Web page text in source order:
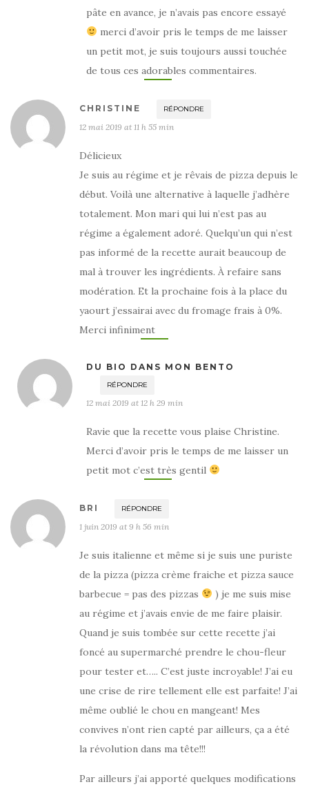
pâte en avance, je n’avais pas encore essayé
merci d’avoir pris le temps de me laisser
un petit mot, je suis toujours aussi touchée
de tous ces adorables commentaires.
CHRISTINE RÉPONDRE
12 mai 2019 at 11 h 55 min
Délicieux
Je suis au régime et je rêvais de pizza depuis le
début. Voilà une alternative à laquelle j’adhère
totalement. Mon mari qui lui n’est pas au
régime a également adoré. Quelqu’un qui n’est
pas informé de la recette aurait beaucoup de
mal à trouver les ingrédients. À refaire sans
modération. Et la prochaine fois à la place du
yaourt j’essairai avec du fromage frais à 0%.
Merci infiniment
DU BIO DANS MON BENTO
RÉPONDRE
12 mai 2019 at 12 h 29 min
Ravie que la recette vous plaise Christine.
Merci d’avoir pris le temps de me laisser un
petit mot c’est très gentil
BRI RÉPONDRE
1 juin 2019 at 9 h 56 min
Je suis italienne et même si je suis une puriste
de la pizza (pizza crème fraiche et pizza sauce
barbecue = pas des pizzas
) je me suis mise
au régime et j’avais envie de me faire plaisir.
Quand je suis tombée sur cette recette j’ai
foncé au supermarché prendre le chou-fleur
pour tester et….. C’est juste incroyable! J’ai eu
une crise de rire tellement elle est parfaite! J’ai
même oublié le chou en mangeant! Mes
convives n’ont rien capté par ailleurs, ça a été
la révolution dans ma tête!!!
Par ailleurs j’ai apporté quelques modifications